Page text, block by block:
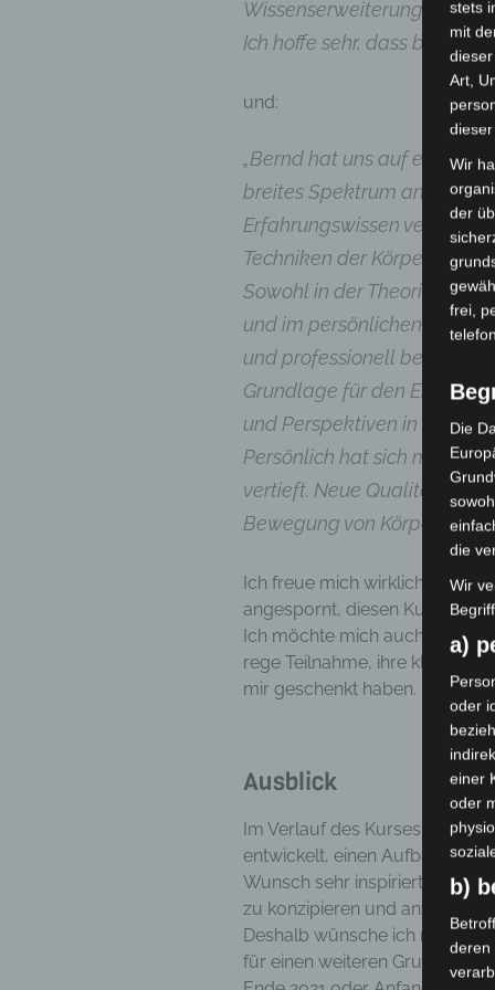
Wissenserweiterung und
Ich hoffe sehr, dass bald
und:
„Bernd hat uns auf eine
breites Spektrum an
Erfahrungswissen
Techniken der
Sowohl in der Theorie, als
und im persönlichen
und professionell begleitet.
Grundlage für den Einsatz
und Perspektiven in meiner
Persönlich hat sich meine
vertieft. Neue Qualitäten
Bewegung von Körper,
Ich freue mich wirklich sehr
angespornt, diesen Kurs
Ich möchte mich auch bei den
rege Teilnahme, ihre klugen
mir geschenkt haben.
Ausblick
Im Verlauf des Kurses hat
entwickelt, einen Aufbaukurs
Wunsch sehr inspiriert und
zu konzipieren und anzubieten.
Deshalb wünsche ich mir
für einen weiteren Grundkurs
stets
mit
Art,
Wir
der
frei,
Die
die
Wir
a)
oder
einer
oder
b)
deren